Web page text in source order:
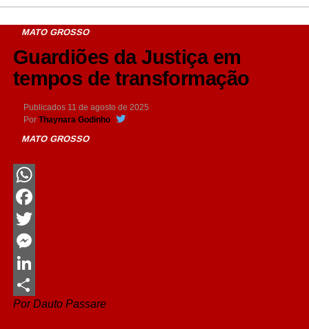
MATO GROSSO
Guardiões da Justiça em
tempos de transformação
Publicados 11 de agosto de 2025
Por Thaynara Godinho
MATO GROSSO
WhatsApp
Facebook
Twitter
Messenger
LinkedIn
Share
Por Dauto Passare